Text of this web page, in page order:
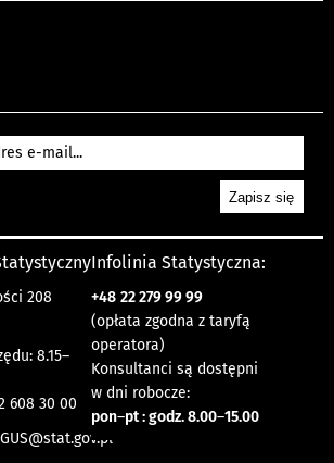
208
8.15–
608 30 00
Infolinia Statystyczna:
+48 22 279 99 99
(opłata zgodna z taryfą
operatora)
Konsultanci są dostępni
w dni robocze:
pon–pt : godz. 8.00–15.00